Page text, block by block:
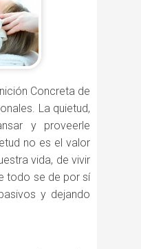
Concreta de
La quietud,
y proveerle
no es el valor
vida, de vivir
todo se de por sí
y dejando